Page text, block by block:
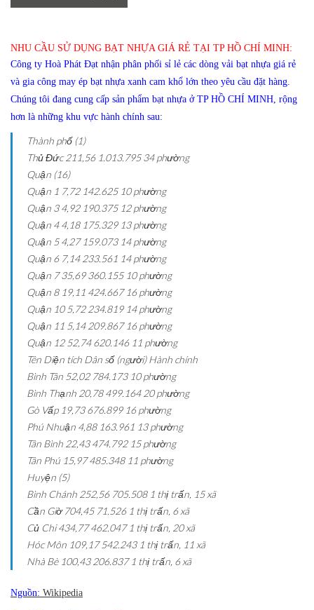
NHU CẦU SỬ DỤNG BẠT NHỰA GIÁ RẺ TẠI TP HỒ CHÍ MINH:
Công ty Hoà Phát Đạt nhận phân phối sỉ lẻ các dòng vải bạt nhựa giá rẻ
và gia công may ép bạt nhựa xanh cam khổ lớn theo yêu cầu đặt hàng.
Chúng tôi đang cung cấp sản phẩm bạt nhựa ở TP HỒ CHÍ MINH, rộng
hơn là những khu vực hành chính sau:
Thành phố (1)
Thủ Đức 211,56 1.013.795 34 phường
Quận (16)
Quận 1 7,72 142.625 10 phường
Quận 3 4,92 190.375 12 phường
Quận 4 4,18 175.329 13 phường
Quận 5 4,27 159.073 14 phường
Quận 6 7,14 233.561 14 phường
Quận 7 35,69 360.155 10 phường
Quận 8 19,11 424.667 16 phường
Quận 10 5,72 234.819 14 phường
Quận 11 5,14 209.867 16 phường
Quận 12 52,74 620.146 11 phường
Tên Diện tích Dân số (người) Hành chính
Bình Tân 52,02 784.173 10 phường
Bình Thạnh 20,78 499.164 20 phường
Gò Vấp 19,73 676.899 16 phường
Phú Nhuận 4,88 163.961 13 phường
Tân Bình 22,43 474.792 15 phường
Tân Phú 15,97 485.348 11 phường
Huyện (5)
Bình Chánh 252,56 705.508 1 thị trấn, 15 xã
Cần Giờ 704,45 71.526 1 thị trấn, 6 xã
Củ Chi 434,77 462.047 1 thị trấn, 20 xã
Hóc Môn 109,17 542.243 1 thị trấn, 11 xã
Nhà Bè 100,43 206.837 1 thị trấn, 6 xã
Nguồn: Wikipedia